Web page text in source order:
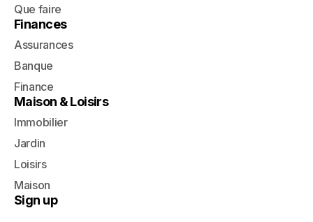
Que faire
Finances
Assurances
Banque
Finance
Maison & Loisirs
Immobilier
Jardin
Loisirs
Maison
Sign up